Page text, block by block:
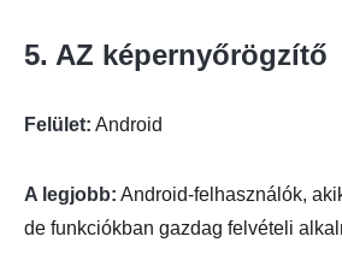
5. AZ képernyőrögzítő
Felület: Android
A legjobb: Android-felhasználók,
de funkciókban gazdag felvételi